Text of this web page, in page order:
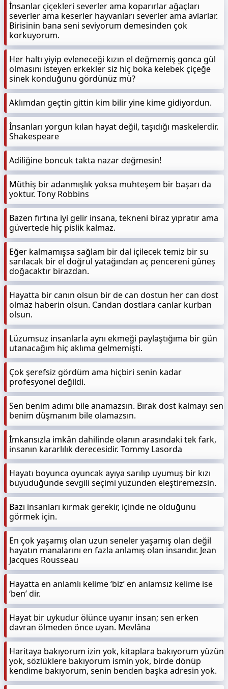
İnsanlar çiçekleri severler ama koparırlar ağaçları
severler ama keserler hayvanları severler ama avlarlar.
Birisinin bana seni seviyorum demesinden çok
korkuyorum.
Her haltı yiyip evleneceği kızın el değmemiş gonca gül
olmasını isteyen erkekler siz hiç boka kelebek çiçeğe
sinek konduğunu gördünüz mü?
Aklımdan geçtin gittin kim bilir yine kime gidiyordun.
İnsanları yorgun kılan hayat değil, taşıdığı maskelerdir.
Shakespeare
Adiliğine boncuk takta nazar değmesin!
Müthiş bir adanmışlık yoksa muhteşem bir başarı da
yoktur. Tony Robbins
Bazen fırtına iyi gelir insana, tekneni biraz yıpratır ama
güvertede hiç pislik kalmaz.
Eğer kalmamışsa sağlam bir dal içilecek temiz bir su
sarılacak bir el doğrul yatağından aç pencereni güneş
doğacaktır birazdan.
Hayatta bir canın olsun bir de can dostun her can dost
olmaz haberin olsun. Candan dostlara canlar kurban
olsun.
Lüzumsuz insanlarla aynı ekmeği paylaştığıma bir gün
utanacağım hiç aklıma gelmemişti.
Çok şerefsiz gördüm ama hiçbiri senin kadar
profesyonel değildi.
Sen benim adımı bile anamazsın. Bırak dost kalmayı sen
benim düşmanım bile olamazsın.
İmkansızla imkân dahilinde olanın arasındaki tek fark,
insanın kararlılık derecesidir. Tommy Lasorda
Hayatı boyunca oyuncak ayıya sarılıp uyumuş bir kızı
büyüdüğünde sevgili seçimi yüzünden eleştiremezsin.
Bazı insanları kırmak gerekir, içinde ne olduğunu
görmek için.
En çok yaşamış olan uzun seneler yaşamış olan değil
hayatın manalarını en fazla anlamış olan insandır. Jean
Jacques Rousseau
Hayatta en anlamlı kelime ‘biz’ en anlamsız kelime ise
‘ben’ dir.
Hayat bir uykudur ölünce uyanır insan; sen erken
davran ölmeden önce uyan. Mevlâna
Haritaya bakıyorum izin yok, kitaplara bakıyorum yüzün
yok, sözlüklere bakıyorum ismin yok, birde dönüp
kendime bakıyorum, senin benden başka adresin yok.